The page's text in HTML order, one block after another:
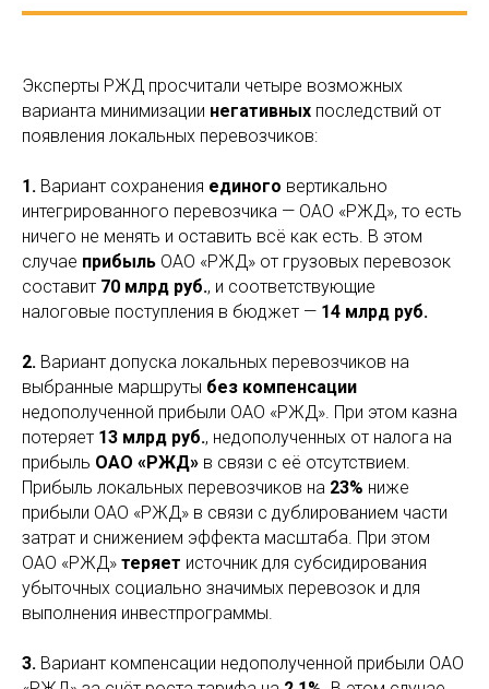
Эксперты РЖД просчитали четыре возможных
варианта минимизации негативных последствий от
появления локальных перевозчиков:
1. Вариант сохранения единого вертикально
интегрированного перевозчика — ОАО «РЖД», то есть
ничего не менять и оставить всё как есть. В этом
случае прибыль ОАО «РЖД» от грузовых перевозок
составит 70 млрд руб., и соответствующие
налоговые поступления в бюджет — 14 млрд руб.
2. Вариант допуска локальных перевозчиков на
выбранные маршруты без компенсации
недополученной прибыли ОАО «РЖД». При этом казна
потеряет 13 млрд руб., недополученных от налога на
прибыль ОАО «РЖД» в связи с её отсутствием.
Прибыль локальных перевозчиков на 23% ниже
прибыли ОАО «РЖД» в связи с дублированием части
затрат и снижением эффекта масштаба. При этом
ОАО «РЖД» теряет источник для субсидирования
убыточных социально значимых перевозок и для
выполнения инвестпрограммы.
3. Вариант компенсации недополученной прибыли ОАО